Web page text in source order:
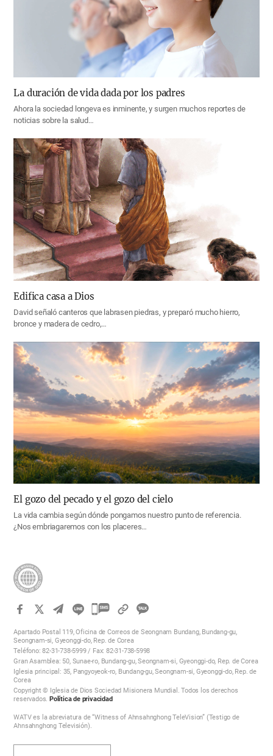
La duración de vida dada por los padres
Ahora la sociedad longeva es inminente, y surgen muchos reportes de
noticias sobre la salud…
Edifica casa a Dios
David señaló canteros que labrasen piedras, y preparó mucho hierro,
bronce y madera de cedro,…
El gozo del pecado y el gozo del cielo
La vida cambia según dónde pongamos nuestro punto de referencia.
¿Nos embriagaremos con los placeres…
카
톡
공
Apartado Postal 119, Oficina de Correos de Seongnam Bundang, Bundang-gu,
Seongnam-si, Gyeonggi-do, Rep. de Corea
Teléfono: 82-31-738-5999 / Fax: 82-31-738-5998
Gran Asamblea: 50, Sunae-ro, Bundang-gu, Seongnam-si, Gyeonggi-do, Rep. de Corea
Iglesia principal: 35, Pangyoyeok-ro, Bundang-gu, Seongnam-si, Gyeonggi-do, Rep. de
Corea
Copyright © Iglesia de Dios Sociedad Misionera Mundial. Todos los derechos
reservados. Política de privacidad
WATV es la abreviatura de “Witness of Ahnsahnghong TeleVision” (Testigo de
Ahnsahnghong Televisión).